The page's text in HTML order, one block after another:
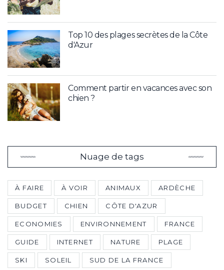
Top 10 des plages secrètes de la Côte
d'Azur
Comment partir en vacances avec son
chien ?
Nuage de tags
À FAIRE À VOIR ANIMAUX ARDÈCHE
BUDGET CHIEN CÔTE D'AZUR
ECONOMIES ENVIRONNEMENT FRANCE
GUIDE INTERNET NATURE PLAGE
SKI SOLEIL SUD DE LA FRANCE